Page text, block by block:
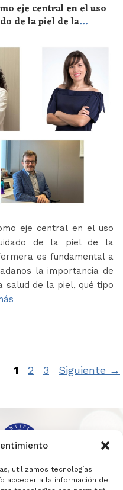
utilizamos tecnologías
acceder a la información del
eje central en el uso
de la piel de la
eje central en el uso
de la piel de la
es fundamental a
la importancia de
de la piel, qué tipo
Página
1 Página
2 Página
3 Siguiente →